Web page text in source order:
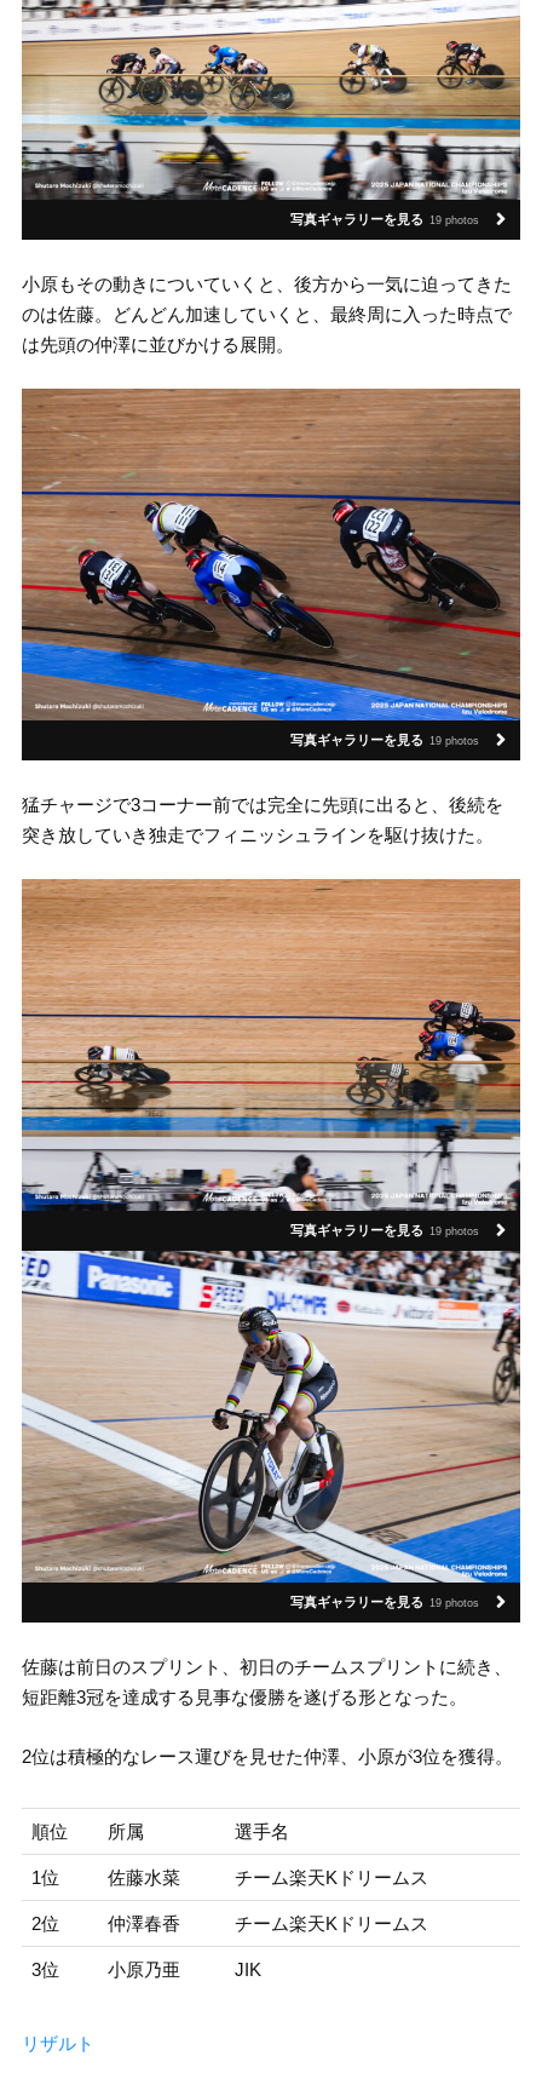
写真ギャラリーを見る 19 photos
小原もその動きについていくと、後方から一気に迫ってきた
のは佐藤。どんどん加速していくと、最終周に入った時点で
は先頭の仲澤に並びかける展開。
写真ギャラリーを見る 19 photos
猛チャージで3コーナー前では完全に先頭に出ると、後続を
突き放していき独走でフィニッシュラインを駆け抜けた。
写真ギャラリーを見る 19 photos
写真ギャラリーを見る 19 photos
佐藤は前日のスプリント、初日のチームスプリントに続き、
短距離3冠を達成する見事な優勝を遂げる形となった。
2位は積極的なレース運びを見せた仲澤、小原が3位を獲得。
順位 所属 選手名
1位 佐藤水菜 チーム楽天Kドリームス
2位 仲澤春香 チーム楽天Kドリームス
3位 小原乃亜 JIK
リザルト